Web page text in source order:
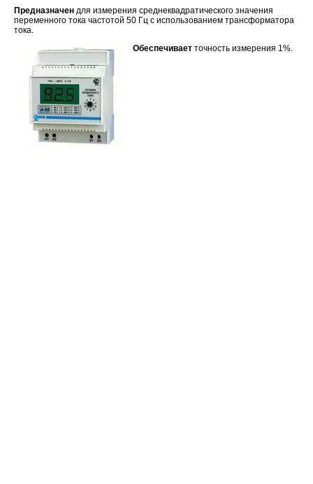
Предназначен для измерения среднеквадратического значения
переменного тока частотой 50 Гц с использованием трансформатора
тока.
Обеспечивает точность измерения 1%.